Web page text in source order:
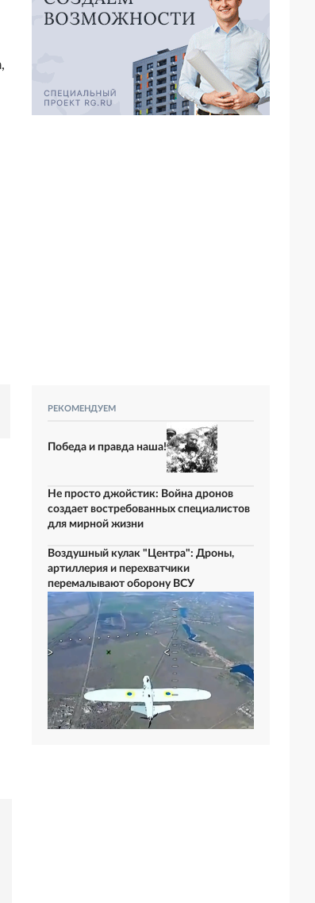
РЕКОМЕНДУЕМ
Победа и правда наша!
Не просто джойстик: Война дронов
создает востребованных специалистов
для мирной жизни
Воздушный кулак "Центра": Дроны,
артиллерия и перехватчики
перемалывают оборону ВСУ